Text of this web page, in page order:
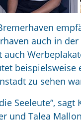
auch in
zu sehen
Seeleute“,
und Talea